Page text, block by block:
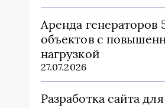
Аренда генераторов
объектов с
нагрузкой
27.07.2026
Разработка сайта